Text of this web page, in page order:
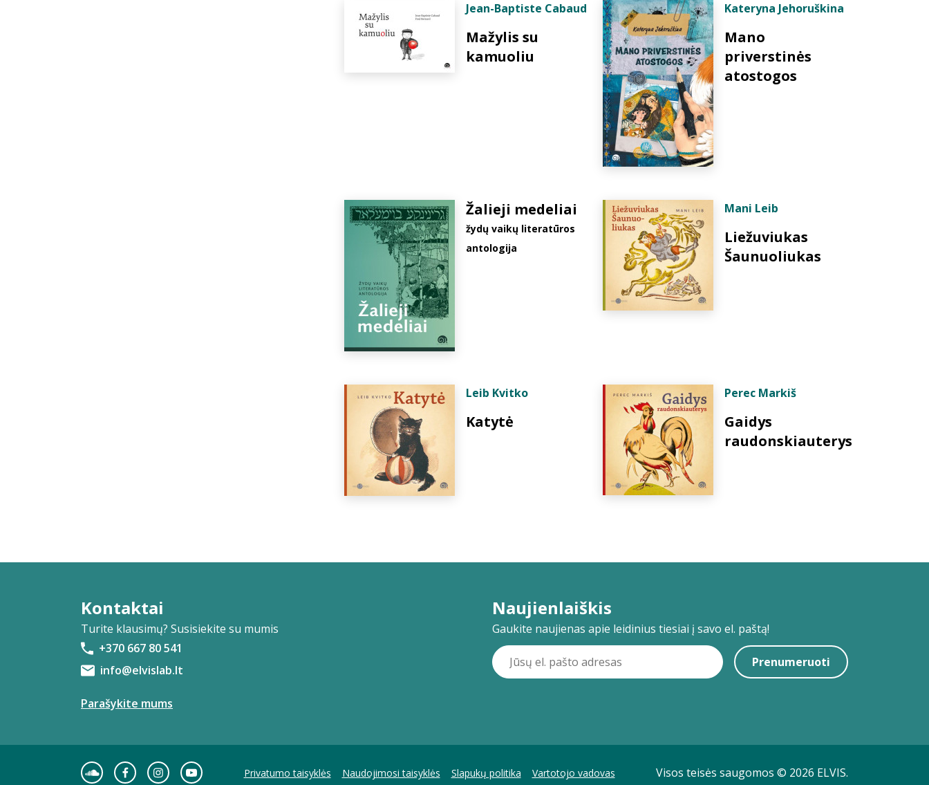
Jean-Baptiste Cabaud
Mažylis su
kamuoliu
Kateryna Jehoruškina
Mano
priverstinės
atostogos
Žalieji medeliai
žydų vaikų literatūros
antologija
Mani Leib
Liežuviukas
Šaunuoliukas
Leib Kvitko
Katytė
Perec Markiš
Gaidys
raudonskiauterys
Kontaktai
Turite klausimų? Susisiekite su mumis
+370 667 80 541
info@elvislab.lt
Parašykite mums
Naujienlaiškis
Gaukite naujienas apie leidinius tiesiai į savo el. paštą!
Prenumeruoti
Visos teisės saugomos © 2026 ELVIS.
Privatumo taisyklės Naudojimosi taisyklės Slapukų politika Vartotojo vadovas